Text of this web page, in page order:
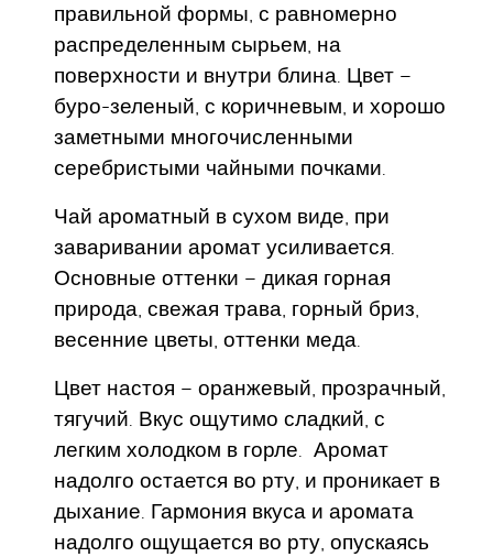
правильной формы, с равномерно
распределенным сырьем, на
поверхности и внутри блина. Цвет –
буро-зеленый, с коричневым, и хорошо
заметными многочисленными
серебристыми чайными почками.
Чай ароматный в сухом виде, при
заваривании аромат усиливается.
Основные оттенки – дикая горная
природа, свежая трава, горный бриз,
весенние цветы, оттенки меда.
Цвет настоя – оранжевый, прозрачный,
тягучий. Вкус ощутимо сладкий, с
легким холодком в горле. Аромат
надолго остается во рту, и проникает в
дыхание. Гармония вкуса и аромата
надолго ощущается во рту, опускаясь